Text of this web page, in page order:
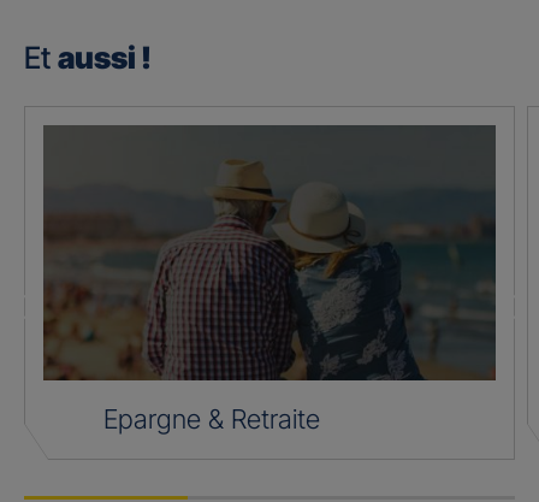
Et aussi !
Epargne & Retraite